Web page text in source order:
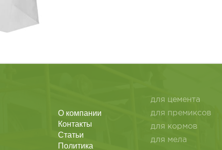
О компании
Контакты
Статьи
Политика
для цемента
для премиксов
для кормов
для мела